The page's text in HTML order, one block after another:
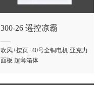
300-26 遥控凉霸
吹风+摆页+40号全铜电机 亚克力
面板 超薄箱体